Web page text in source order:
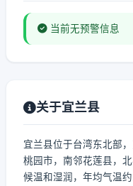
当前无预警信息
关于宜兰县
宜兰县位于台湾东北部
桃园市，南邻花莲县，
候温和湿润，年均气温约